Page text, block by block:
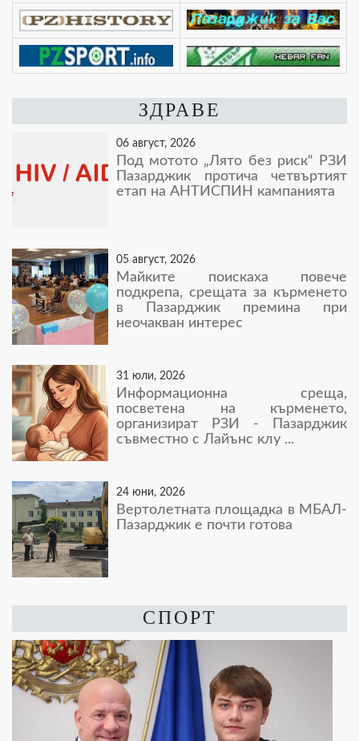
ЗДРАВЕ
06 август, 2026
Под мотото „Лято без риск“ РЗИ
Пазарджик протича четвъртият
етап на АНТИСПИН кампанията
05 август, 2026
Майките поискаха повече
подкрепа, срещата за кърменето
в Пазарджик премина при
неочакван интерес
31 юли, 2026
Информационна среща,
посветена на кърменето,
организират РЗИ - Пазарджик
съвместно с Лайънс клу ...
24 юни, 2026
Вертолетната площадка в МБАЛ-
Пазарджик е почти готова
СПОРТ